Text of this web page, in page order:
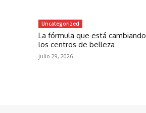
Uncategorized
La fórmula que está cambiando
los centros de belleza
julio 29, 2026